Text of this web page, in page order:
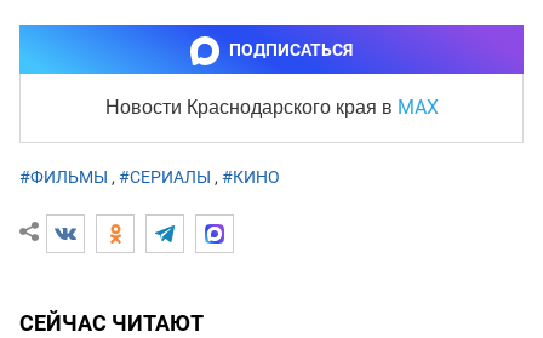
ПОДПИСАТЬСЯ
Новости Краснодарского края в MAX
#ФИЛЬМЫ , #СЕРИАЛЫ , #КИНО
СЕЙЧАС ЧИТАЮТ